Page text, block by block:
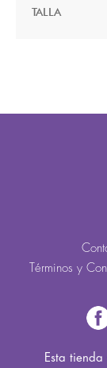
TALLA
Términos y
Esta